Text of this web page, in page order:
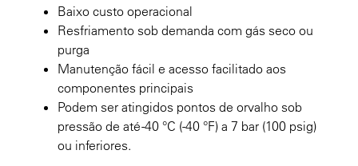
Baixo custo operacional
Resfriamento sob demanda com gás seco ou
purga
Manutenção fácil e acesso facilitado aos
componentes principais
Podem ser atingidos pontos de orvalho sob
pressão de até -40 °C (-40 °F) a 7 bar (100 psig)
ou inferiores.